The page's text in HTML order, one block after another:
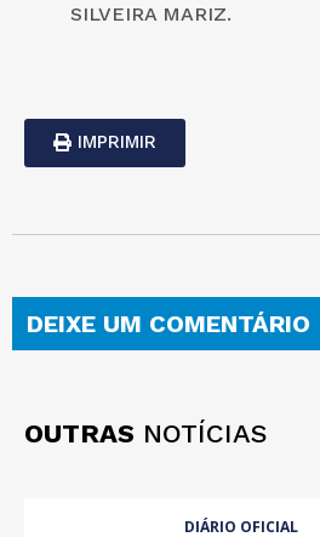
SILVEIRA MARIZ.
IMPRIMIR
DEIXE UM COMENTÁRIO
OUTRAS NOTÍCIAS
DIÁRIO OFICIAL